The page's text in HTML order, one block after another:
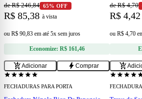
de R$ 246,84 65% OFF
R$ 85,38 à vista
ou R$ 90,83 em até 5x sem juros
Economize: R$ 161,46
add_shopping_cartAdicionar bolt Comprar
de R$ 4,70
R$ 4,42
ou R$ 4,70
add_shopping_cart
starstarstarstarstar
FECHADURAS PARA PORTA
starstarstarstar